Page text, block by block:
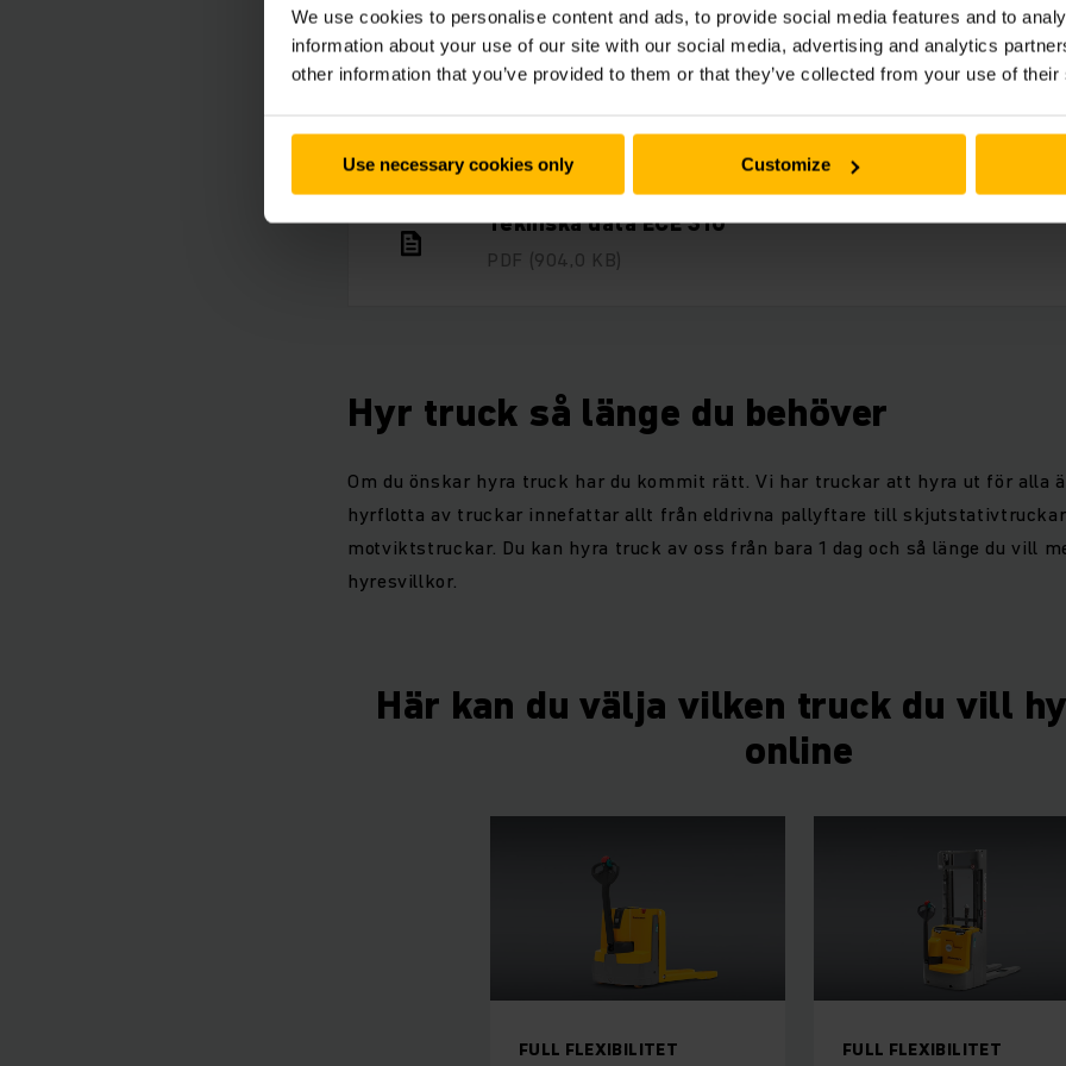
We use cookies to personalise content and ads, to provide social media features and to
information about your use of our site with our social media, advertising and analytics
other information that you’ve provided to them or that they’ve collected from your use of
Use necessary cookies only Customize
Fördelar för kunden ECE 310
PDF(1,5 MB)
Tekniska data ECE 310
PDF (904,0 KB)
Hyr truck så länge du behöver
Om du önskar hyra truck har du kommit rätt. Vi har truckar att hyra ut för alla
hyrflotta av truckar innefattar allt från eldrivna pallyftare till
motviktstruckar. Du kan hyra truck av oss från bara 1 dag och så länge du vill
hyresvillkor.
Här kan du välja vilken truck du vill
online
FULL FLEXIBILITET FULL FLEXIBILITET